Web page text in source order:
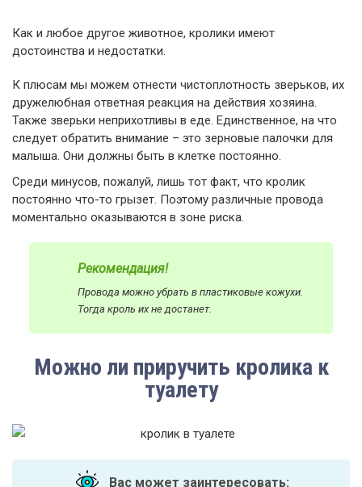
Как и любое другое животное, кролики имеют
достоинства и недостатки.
К плюсам мы можем отнести чистоплотность зверьков, их
дружелюбная ответная реакция на действия хозяина.
Также зверьки неприхотливы в еде. Единственное, на что
следует обратить внимание – это зерновые палочки для
малыша. Они должны быть в клетке постоянно.
Среди минусов, пожалуй, лишь тот факт, что кролик
постоянно что-то грызет. Поэтому различные провода
моментально оказываются в зоне риска.
Рекомендация!
Провода можно убрать в пластиковые кожухи.
Тогда кроль их не достанет.
Можно ли приручить кролика к
туалету
Вас может заинтересовать: